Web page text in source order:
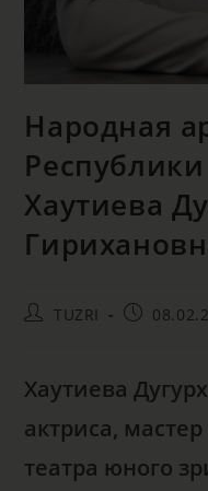
Народная
Хаутиева
TUZRI
Хаутиева
актриса,
театра юного